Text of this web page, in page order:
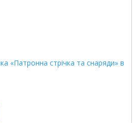
«Патронна стрічка та снаряди» в